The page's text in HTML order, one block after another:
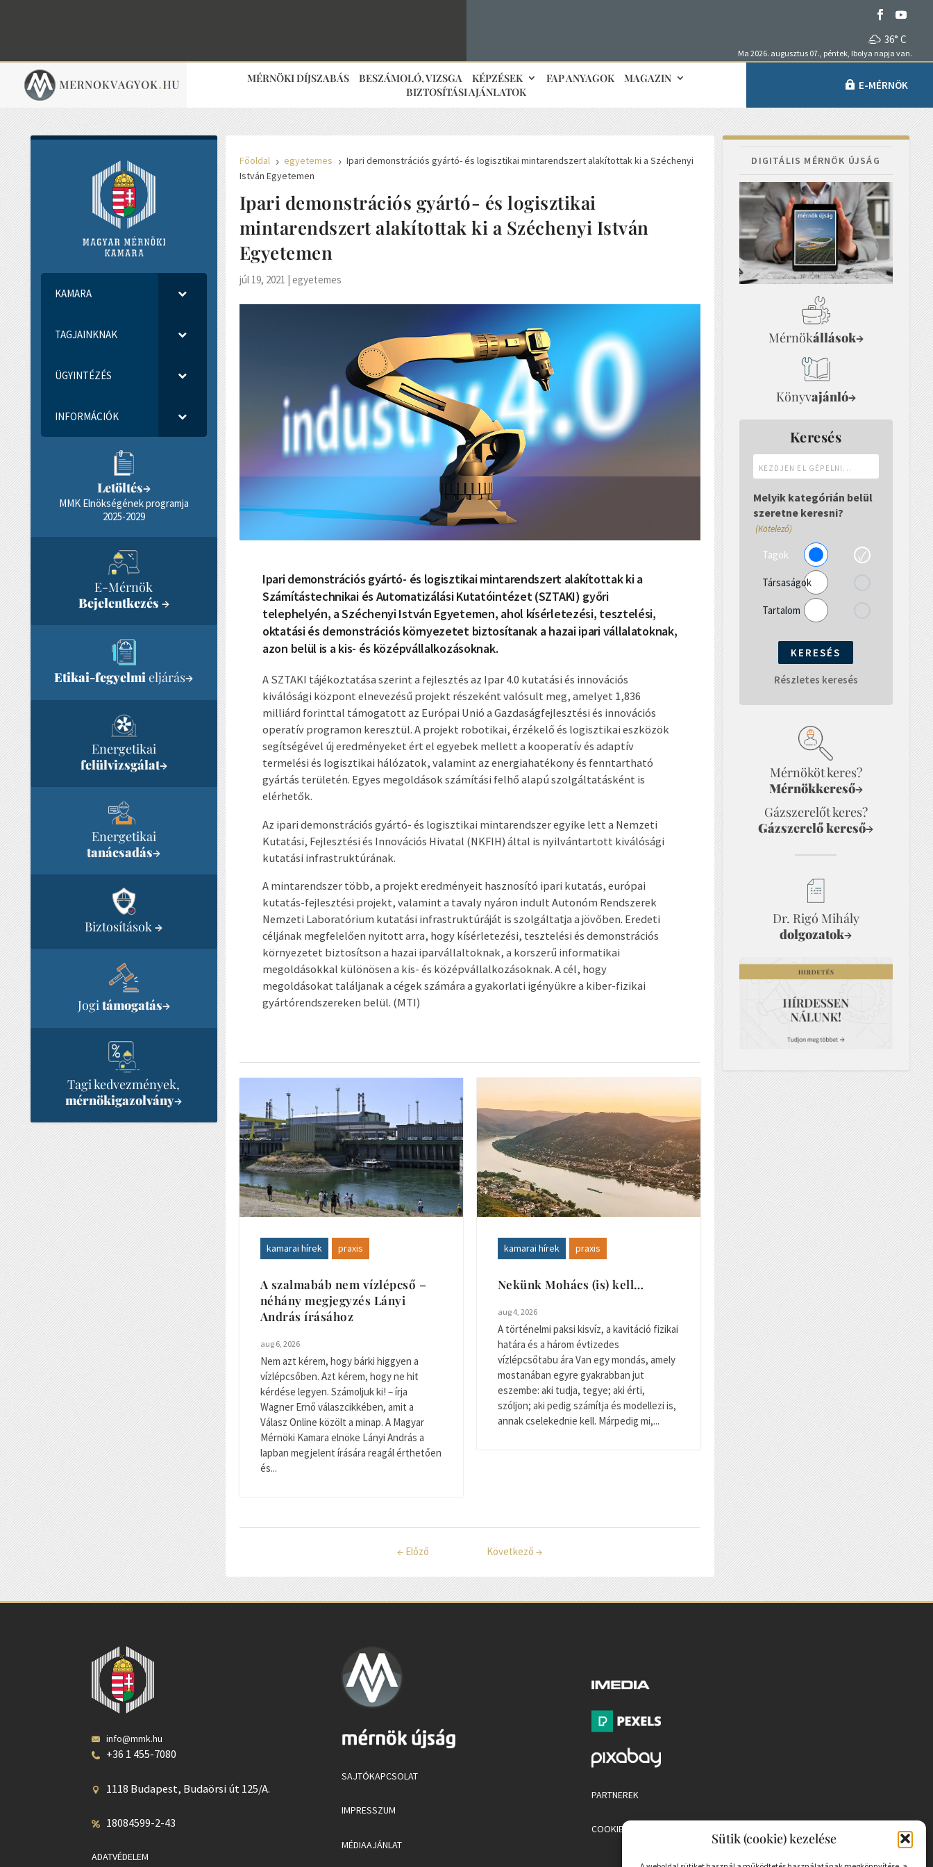
Sütik (cookie) kezelése
36° C
Ma 2026. augusztus 07., péntek, Ibolya napja van.
MÉRNÖKI DÍJSZABÁS BESZÁMOLÓ, VIZSGA KÉPZÉSEK FAP ANYAGOK
MAGAZIN
BIZTOSÍTÁSI AJÁNLATOK
E-MÉRNÖK
KAMARA
TAGJAINKNAK
ÜGYINTÉZÉS
INFORMÁCIÓK
Letöltés→
MMK Elnökségének programja
2025-2029
E-Mérnök
Bejelentkezés →
Etikai-fegyelmieljárás→
Energetikai
felülvizsgálat→
Energetikai
tanácsadás→
Biztosítások→
Jogitámogatás→
Tagi kedvezmények,
mérnökigazolvány→
Főoldal 5 egyetemes 5 Ipari demonstrációs gyártó- és logisztikai mintarendszert alakítottak ki a Széchenyi
István Egyetemen
Ipari demonstrációs gyártó- és logisztikai
mintarendszert alakítottak ki a Széchenyi István
Egyetemen
júl 19, 2021 | egyetemes
Ipari demonstrációs gyártó- és logisztikai mintarendszert alakítottak ki a
Számítástechnikai és Automatizálási Kutatóintézet (SZTAKI) győri
telephelyén, a Széchenyi István Egyetemen, ahol kísérletezési, tesztelési,
oktatási és demonstrációs környezetet biztosítanak a hazai ipari vállalatoknak,
azon belül is a kis- és középvállalkozásoknak.
A SZTAKI tájékoztatása szerint a fejlesztés az Ipar 4.0 kutatási és innovációs
kiválósági központ elnevezésű projekt részeként valósult meg, amelyet 1,836
milliárd forinttal támogatott az Európai Unió a Gazdaságfejlesztési és innovációs
operatív programon keresztül. A projekt robotikai, érzékelő és logisztikai eszközök
segítségével új eredményeket ért el egyebek mellett a kooperatív és adaptív
termelési és logisztikai hálózatok, valamint az energiahatékony és fenntartható
gyártás területén. Egyes megoldások számítási felhő alapú szolgáltatásként is
elérhetők.
Az ipari demonstrációs gyártó- és logisztikai mintarendszer egyike lett a Nemzeti
Kutatási, Fejlesztési és Innovációs Hivatal (NKFIH) által is nyilvántartott kiválósági
kutatási infrastruktúrának.
A mintarendszer több, a projekt eredményeit hasznosító ipari kutatás, európai
kutatás-fejlesztési projekt, valamint a tavaly nyáron indult Autonóm Rendszerek
Nemzeti Laboratórium kutatási infrastruktúráját is szolgáltatja a jövőben. Eredeti
céljának megfelelően nyitott arra, hogy kísérletezési, tesztelési és demonstrációs
környezetet biztosítson a hazai iparvállaltoknak, a korszerű informatikai
megoldásokkal különösen a kis- és középvállalkozásoknak. A cél, hogy
megoldásokat találjanak a cégek számára a gyakorlati igényükre a kiber-fizikai
gyártórendszereken belül. (MTI)
kamarai hírek praxis
A szalmabáb nem vízlépcső –
néhány megjegyzés Lányi
András írásához
aug 6, 2026
Nem azt kérem, hogy bárki higgyen a
vízlépcsőben. Azt kérem, hogy ne hit
kérdése legyen. Számoljuk ki! – írja
Wagner Ernő válaszcikkében, amit a
Válasz Online közölt a minap. A Magyar
Mérnöki Kamara elnöke Lányi András a
lapban megjelent írására reagál érthetően
és...
kamarai hírek praxis
Nekünk Mohács (is) kell…
aug 4, 2026
A történelmi paksi kisvíz, a kavitáció fizikai
határa és a három évtizedes
vízlépcsőtabu ára Van egy mondás, amely
mostanában egyre gyakrabban jut
eszembe: aki tudja, tegye; aki érti,
szóljon; aki pedig számítja és modellezi is,
annak cselekednie kell. Márpedig mi,...
← Előző Következő →
DIGITÁLIS MÉRNÖK ÚJSÁG
Mérnökállások→
Könyvajánló→
Keresés
el
gépelni...
Melyik kategórián belül
szeretne keresni?
(Kötelező)
Tagok
Társaságok
Tartalom
Részletes keresés
Mérnököt keres?
Mérnökkereső→
Gázszerelőt keres?
Gázszerelő kereső→
Dr. Rigó Mihály
dolgozatok→
info@mmk.hu
+36 1 455-7080
1118 Budapest, Budaörsi út 125/A.
18084599-2-43
ADATVÉDELEM
SAJTÓKAPCSOLAT
IMPRESSZUM
MÉDIAAJÁNLAT
PARTNEREK
COOKIE SZABÁLYZAT